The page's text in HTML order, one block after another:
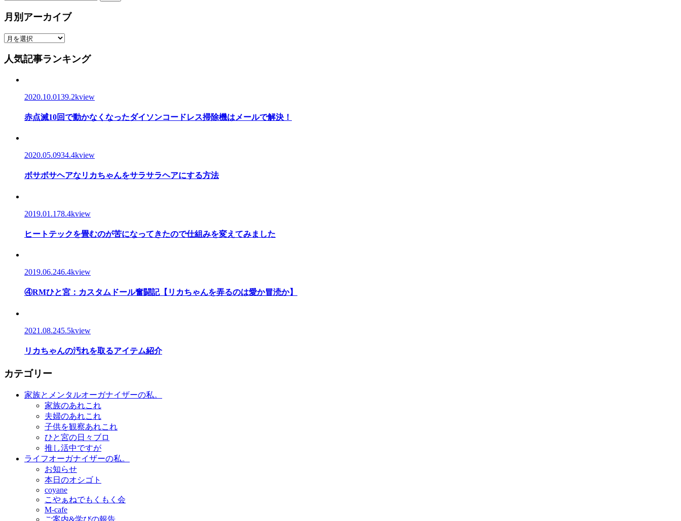
月別アーカイブ
人気記事ランキング
2020.10.0139.2kview
赤点滅10回で動かなくなったダイソンコードレス掃除機はメールで解決！
2020.05.0934.4kview
ボサボサヘアなリカちゃんをサラサラヘアにする方法
2019.01.178.4kview
ヒートテックを畳むのが苦になってきたので仕組みを変えてみました
2019.06.246.4kview
④RMひと宮：カスタムドール奮闘記【リカちゃんを弄るのは愛か冒涜か】
2021.08.245.5kview
リカちゃんの汚れを取るアイテム紹介
カテゴリー
家族とメンタルオーガナイザーの私。
家族のあれこれ
夫婦のあれこれ
子供を観察あれこれ
ひと宮の日々ブロ
推し活中ですが
ライフオーガナイザーの私。
お知らせ
本日のオシゴト
coyane
こやぁねでもくもく会
M-cafe
ご案内&学びの報告